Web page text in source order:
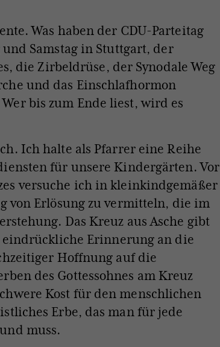
Was haben der CDU-Parteitag
Samstag in Stuttgart, der
die Zirbeldrüse, der Synodale Weg
und das Einschlafhormon
bis zum Ende liest, wird es
Ich halte als Pfarrer eine Reihe
für unsere Kindergärten. Vor
versuche ich in kleinkindgemäßer
von Erlösung zu vermitteln, die im
Das Kreuz aus Asche gibt
eindrückliche Erinnerung an die
Hoffnung auf die
des Gottessohnes am Kreuz
Kost für den menschlichen
Erbe, das man für jede
muss.